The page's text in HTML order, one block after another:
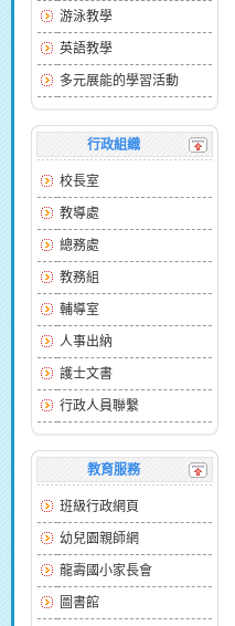
游泳教學
英語教學
多元展能的學習活動
行政組織
校長室
教導處
總務處
教務組
輔導室
人事出納
護士文書
行政人員聯繫
教育服務
班級行政網頁
幼兒園親師網
龍壽國小家長會
圖書館